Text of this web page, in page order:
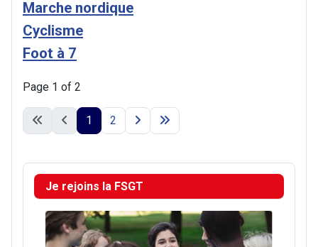
Marche nordique
Cyclisme
Foot à 7
Page 1 of 2
1 2
Je rejoins la FSGT